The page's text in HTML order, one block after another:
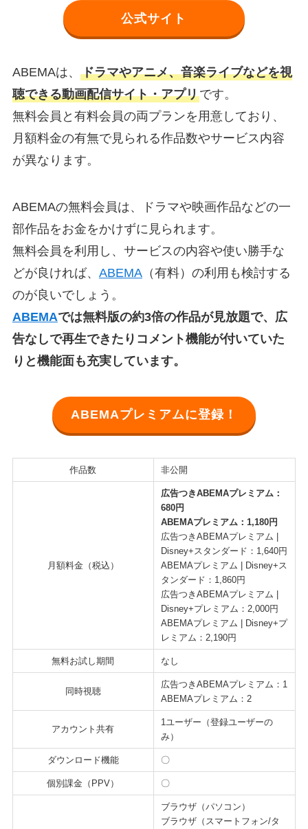
公式サイト
ABEMAは、 ドラマやアニメ、音楽ライブなどを視
聴できる動画配信サイト・アプリです。
無料会員と有料会員の両プランを用意しており、
月額料金の有無で見られる作品数やサービス内容
が異なります。
ABEMAの無料会員は、ドラマや映画作品などの一
部作品をお金をかけずに見られます。
無料会員を利用し、サービスの内容や使い勝手な
どが良ければ、 ABEMA（有料）の利用も検討する
のが良いでしょう。
ABEMAでは無料版の約3倍の作品が見放題で、広
告なしで再生できたりコメント機能が付いていた
りと機能面も充実しています。
ABEMAプレミアムに登録！
作品数 非公開
月額料金（税込）
広告つきABEMAプレミアム：
680円
ABEMAプレミアム：1,180円
広告つきABEMAプレミアム |
Disney+スタンダード：1,640円
ABEMAプレミアム | Disney+ス
タンダード：1,860円
広告つきABEMAプレミアム |
Disney+プレミアム：2,000円
ABEMAプレミアム | Disney+プ
レミアム：2,190円
無料お試し期間 なし
同時視聴
広告つきABEMAプレミアム：1
ABEMAプレミアム：2
アカウント共有
1ユーザー（登録ユーザーの
み）
ダウンロード機能 〇
個別課金（PPV） 〇
ブラウザ（パソコン）
ブラウザ（スマートフォン/タ